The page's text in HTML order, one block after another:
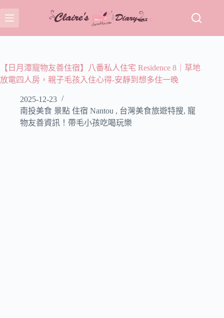
至
主
容【日月潭寵物友善住宿】八番私人住宅 Residence 8｜草地
放電四人房，親子毛孩入住心得-安靜到想多住一晚
2025-12-23
南投美食 景點 住宿 Nantou , 台灣美食旅遊特搜, 寵
物友善資訊！帶毛小孩吃喝玩樂